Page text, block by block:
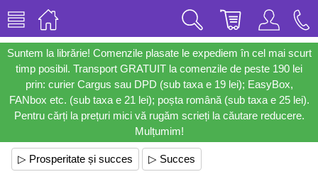
Suntem la librărie! Comenzile plasate le expediem în cel mai scurt
timp posibil. Transport GRATUIT la comenzile de peste 190 lei
prin: curier Cargus sau DPD (sub taxa e 19 lei); EasyBox,
FANbox etc. (sub taxa e 21 lei); poșta română (sub taxa e 25 lei).
Pentru cărți la prețuri mici vă rugăm scrieți la căutare reducere.
Mulțumim!
▷ Prosperitate și succes ▷ Succes